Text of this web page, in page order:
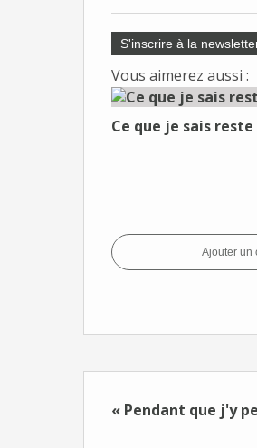
S'inscrire à la
Vous aimerez aussi :
Ce que je sais reste
Ajouter un
« Pendant que j'y